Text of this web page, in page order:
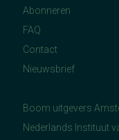
Abonneren
FAQ
Contact
Nieuwsbrief
Boom uitgevers
Nederlands Instituut